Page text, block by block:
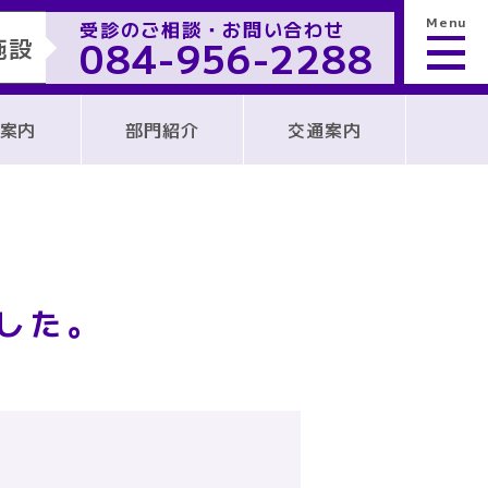
設
受診のご相談・お問い合わせ
084-956-2288
Menu
内 部門紹介 交通案内
た。